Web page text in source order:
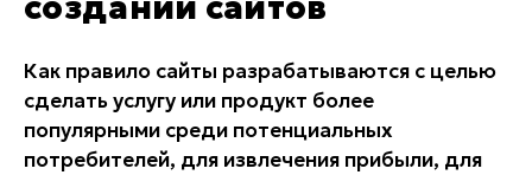
Пн-пт. с 9:30 до 18:30 (по Хбк)
info@lred.ru
Все контакты
Как правило сайты разрабатываются с целью
сделать услугу или продукт более
популярными среди потенциальных
потребителей, для извлечения прибыли, для